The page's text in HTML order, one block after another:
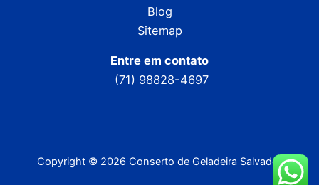
Blog
Sitemap
Entre em contato
(71) 98828-4697
Copyright © 2026 Conserto de Geladeira Salvador